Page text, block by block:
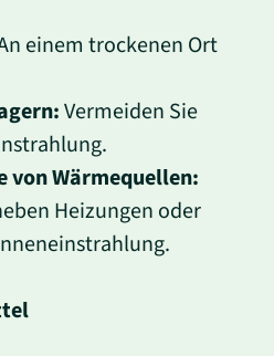
einem trockenen Ort
Vermeiden Sie
von Wärmequellen:
Heizungen oder